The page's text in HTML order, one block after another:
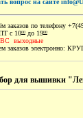
вопрос на сайте
заказов по телефону
с 1000 до 1900
выходные
заказов электронно:
для вышивки